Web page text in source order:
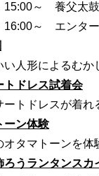
15:00～ 養父太
16:00～ エンタ
い人形によるむか
トドレス試着会
ートドレスが着れ
ーン体験
オタマトーンを体
ろうランタンスカ